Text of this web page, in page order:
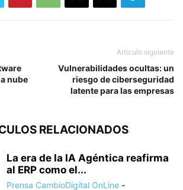
nube
Artículo siguiente
Vulnerabilidades ocultas: un
riesgo de ciberseguridad
latente para las empresas
RELACIONADOS
La era de la IA Agéntica reafirma
al ERP como el...
Prensa CambioDigital OnLine -